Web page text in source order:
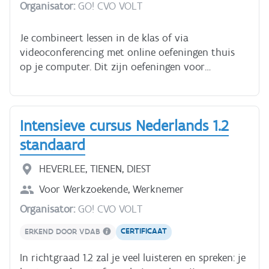
smartphone tijdens deze lessen. Is dat nieuw voor
hebben moeite met lezen en schrijven. Je bent
niet alleen. Bel ons.
Organisator:GO! CVO VOLT
Je combineert lessen in de klas of via
videoconferencing met online oefeningen thuis
op je computer. Dit zijn oefeningen voor
luisteren, lezen en schrijven. Je krijgt individuele
feedback van je leerkracht. In de les ligt de focus
op spreken.
Intensieve cursus Nederlands 1.2
standaard
HEVERLEE, TIENEN, DIEST
Voor Werkzoekende, Werknemer
Organisator:GO! CVO VOLT
ERKEND DOOR VDAB CERTIFICAAT
In richtgraad 1.2 zal je veel luisteren en spreken: je